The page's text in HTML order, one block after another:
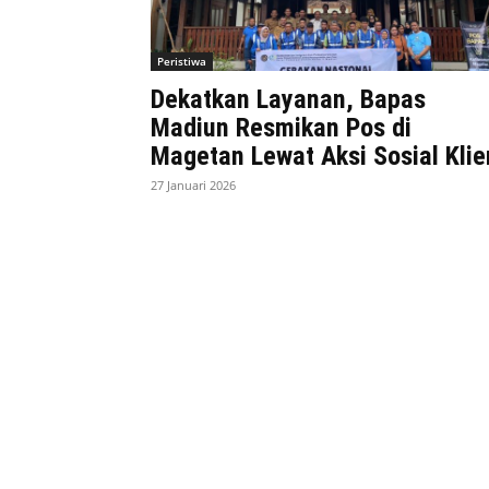
Peristiwa
Dekatkan Layanan, Bapas
Madiun Resmikan Pos di
Magetan Lewat Aksi Sosial
27 Januari 2026